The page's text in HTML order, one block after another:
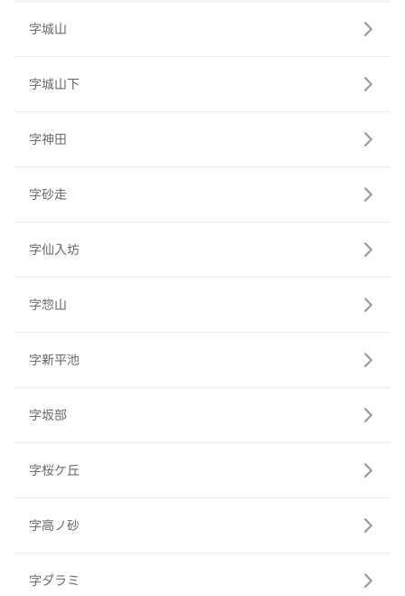
字城山
字城山下
字神田
字砂走
字仙入坊
字惣山
字新平池
字坂部
字桜ケ丘
字高ノ砂
字ダラミ